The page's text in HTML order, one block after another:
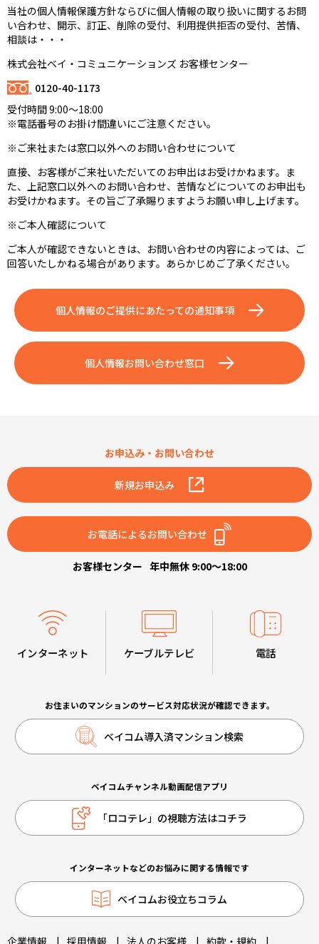
当社の個人情報保護方針ならびに個人情報の取り扱いに関するお問
い合わせ、開示、訂正、削除の受付、利用提供拒否の受付、苦情、
相談は・・・
株式会社ベイ・コミュニケーションズ お客様センター
0120-40-1173
受付時間 9:00～18:00
※電話番号のお掛け間違いにご注意ください。
※ご来社または窓口以外へのお問い合わせについて
直接、お客様がご来社いただいてのお申出はお受けかねます。ま
た、上記窓口以外へのお問い合わせ、苦情などについてのお申出も
お受けかねます。その旨ご了承賜りますようお願い申し上げます。
※ご本人確認について
ご本人が確認できないときは、お問い合わせの内容によっては、ご
回答いたしかねる場合があります。あらかじめご了承ください。
個人情報のご提供にあたっての通知事項
個人情報お問い合わせ窓口
お申込み・お問い合わせ
新規お申込み
お電話によるお問い合わせ
お客様センター 年中無休 9:00～18:00
インターネット ケーブルテレビ 電話
お住まいのマンションのサービス対応状況が確認できます。
ベイコム導入済マンション検索
ベイコムチャンネル動画配信アプリ
「ロコテレ」の視聴方法はコチラ
インターネットなどのお悩みに関する情報です
ベイコムお役立ちコラム
企業情報 | 採用情報 | 法人のお客様 | 約款・規約 |